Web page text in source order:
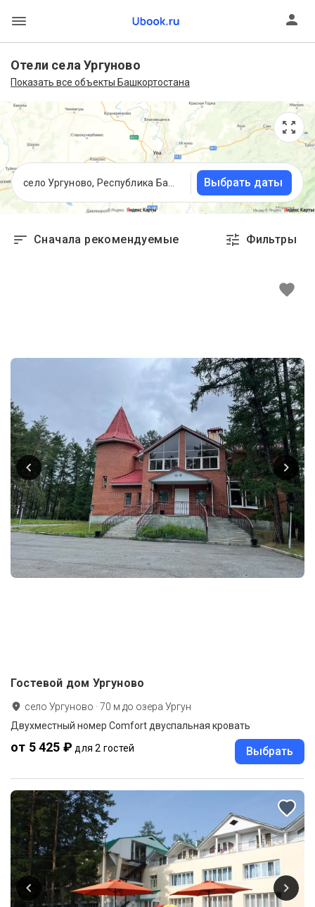
Отели села Ургуново
Показать все объекты Башкортостана
Выбрать даты
Сначала рекомендуемые Фильтры
Гостевой дом Ургуново
село Ургуново ·70 м до озера Ургун
Двухместный номер Comfort двуспальная кровать
от 5 425 ₽ для 2 гостей Выбрать